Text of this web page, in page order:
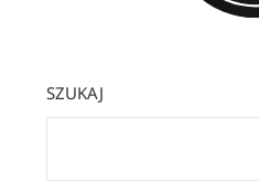
SZUKAJ